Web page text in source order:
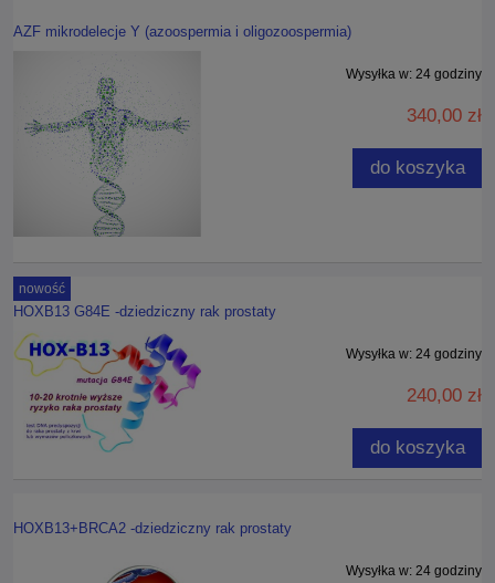
AZF mikrodelecje Y (azoospermia i oligozoospermia)
Wysyłka w: 24 godziny
340,00 zł
do koszyka
HOXB13 G84E -dziedziczny rak prostaty
Wysyłka w: 24 godziny
240,00 zł
do koszyka
nowość
HOXB13+BRCA2 -dziedziczny rak prostaty
Wysyłka w: 24 godziny